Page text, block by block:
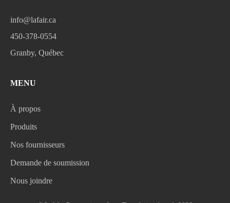
info@lafair.ca
450-378-0554
Granby, Québec
MENU
À propos
Produits
Nos fournisseurs
Demande de soumission
Nous joindre